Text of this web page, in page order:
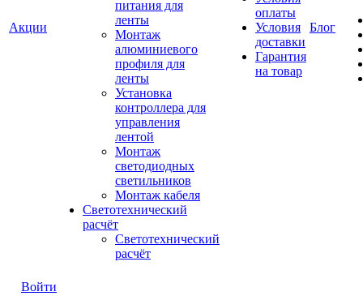
Акции
питания для
ленты
Монтаж
алюминиевого
профиля для
ленты
Установка
контроллера для
управления
лентой
Монтаж
светодиодных
светильников
Монтаж кабеля
Светотехнический
расчёт
Светотехнический
расчёт
оплаты
Условия
доставки
Гарантия
на товар
Блог
Войти